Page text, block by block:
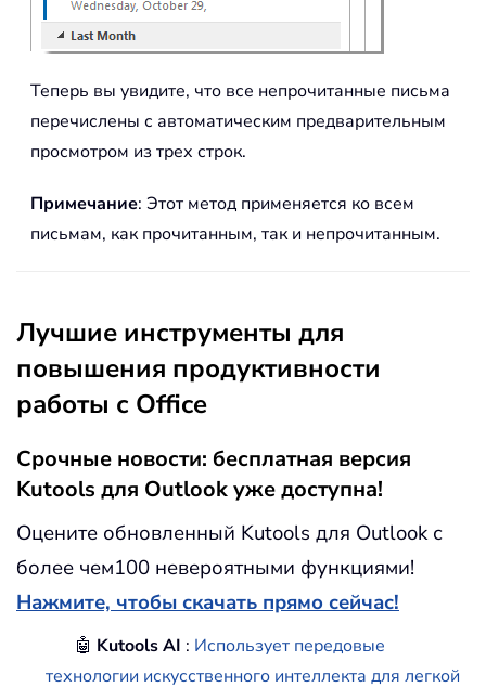
Теперь вы увидите, что все непрочитанные письма
перечислены с автоматическим предварительным
просмотром из трех строк.
Примечание: Этот метод применяется ко всем
письмам, как прочитанным, так и непрочитанным.
Лучшие инструменты для
повышения продуктивности
работы с Office
Срочные новости: бесплатная версия
Kutools для Outlook уже доступна!
Оцените обновленный Kutools для Outlook с
более чем100 невероятными функциями!
Нажмите, чтобы скачать прямо сейчас!
🤖 Kutools AI : Использует передовые
технологии искусственного интеллекта для легкой